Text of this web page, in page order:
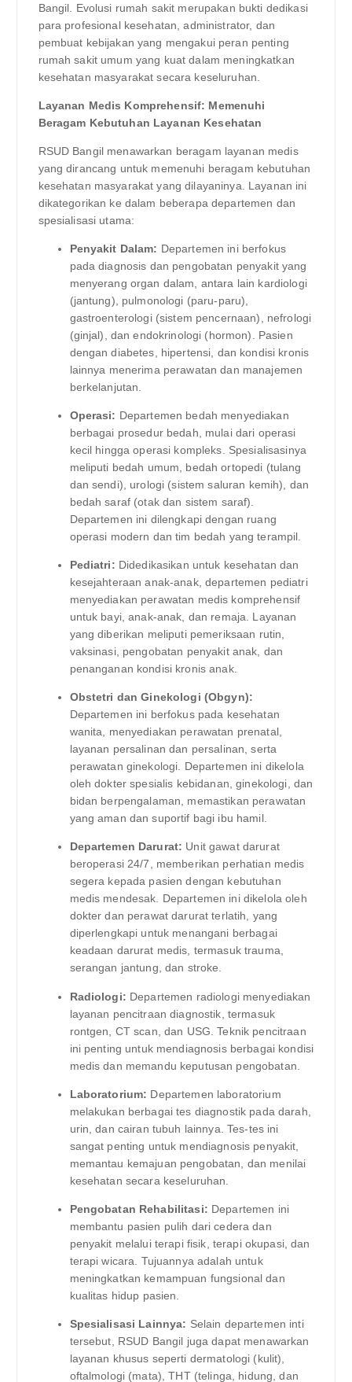
Bangil. Evolusi rumah sakit merupakan bukti dedikasi
para profesional kesehatan, administrator, dan
pembuat kebijakan yang mengakui peran penting
rumah sakit umum yang kuat dalam meningkatkan
kesehatan masyarakat secara keseluruhan.
Layanan Medis Komprehensif: Memenuhi
Beragam Kebutuhan Layanan Kesehatan
RSUD Bangil menawarkan beragam layanan medis
yang dirancang untuk memenuhi beragam kebutuhan
kesehatan masyarakat yang dilayaninya. Layanan ini
dikategorikan ke dalam beberapa departemen dan
spesialisasi utama:
Penyakit Dalam: Departemen ini berfokus
pada diagnosis dan pengobatan penyakit yang
menyerang organ dalam, antara lain kardiologi
(jantung), pulmonologi (paru-paru),
gastroenterologi (sistem pencernaan), nefrologi
(ginjal), dan endokrinologi (hormon). Pasien
dengan diabetes, hipertensi, dan kondisi kronis
lainnya menerima perawatan dan manajemen
berkelanjutan.
Operasi: Departemen bedah menyediakan
berbagai prosedur bedah, mulai dari operasi
kecil hingga operasi kompleks. Spesialisasinya
meliputi bedah umum, bedah ortopedi (tulang
dan sendi), urologi (sistem saluran kemih), dan
bedah saraf (otak dan sistem saraf).
Departemen ini dilengkapi dengan ruang
operasi modern dan tim bedah yang terampil.
Pediatri: Didedikasikan untuk kesehatan dan
kesejahteraan anak-anak, departemen pediatri
menyediakan perawatan medis komprehensif
untuk bayi, anak-anak, dan remaja. Layanan
yang diberikan meliputi pemeriksaan rutin,
vaksinasi, pengobatan penyakit anak, dan
penanganan kondisi kronis anak.
Obstetri dan Ginekologi (Obgyn):
Departemen ini berfokus pada kesehatan
wanita, menyediakan perawatan prenatal,
layanan persalinan dan persalinan, serta
perawatan ginekologi. Departemen ini dikelola
oleh dokter spesialis kebidanan, ginekologi, dan
bidan berpengalaman, memastikan perawatan
yang aman dan suportif bagi ibu hamil.
Departemen Darurat: Unit gawat darurat
beroperasi 24/7, memberikan perhatian medis
segera kepada pasien dengan kebutuhan
medis mendesak. Departemen ini dikelola oleh
dokter dan perawat darurat terlatih, yang
diperlengkapi untuk menangani berbagai
keadaan darurat medis, termasuk trauma,
serangan jantung, dan stroke.
Radiologi: Departemen radiologi menyediakan
layanan pencitraan diagnostik, termasuk
rontgen, CT scan, dan USG. Teknik pencitraan
ini penting untuk mendiagnosis berbagai kondisi
medis dan memandu keputusan pengobatan.
Laboratorium: Departemen laboratorium
melakukan berbagai tes diagnostik pada darah,
urin, dan cairan tubuh lainnya. Tes-tes ini
sangat penting untuk mendiagnosis penyakit,
memantau kemajuan pengobatan, dan menilai
kesehatan secara keseluruhan.
Pengobatan Rehabilitasi: Departemen ini
membantu pasien pulih dari cedera dan
penyakit melalui terapi fisik, terapi okupasi, dan
terapi wicara. Tujuannya adalah untuk
meningkatkan kemampuan fungsional dan
kualitas hidup pasien.
Spesialisasi Lainnya: Selain departemen inti
tersebut, RSUD Bangil juga dapat menawarkan
layanan khusus seperti dermatologi (kulit),
oftalmologi (mata), THT (telinga, hidung, dan